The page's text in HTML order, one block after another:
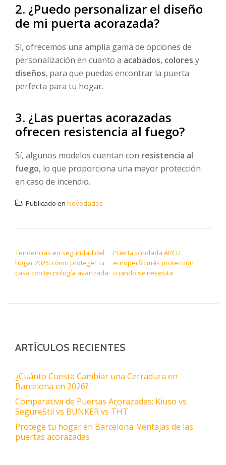
2. ¿Puedo personalizar el diseño
de mi puerta acorazada?
Sí, ofrecemos una amplia gama de opciones de
personalización en cuanto a acabados, colores y
diseños, para que puedas encontrar la puerta
perfecta para tu hogar.
3. ¿Las puertas acorazadas
ofrecen resistencia al fuego?
Sí, algunos modelos cuentan con resistencia al
fuego, lo que proporciona una mayor protección
en caso de incendio.
Publicado en Novedades
Tendencias en seguridad del
hogar 2025: cómo proteger tu
casa con tecnología avanzada
Puerta blindada ARCU
europerfil: más protección
cuando se necesita
ARTÍCULOS RECIENTES
¿Cuánto Cuesta Cambiar una Cerradura en
Barcelona en 2026?
Comparativa de Puertas Acorazadas: Kiuso vs
SegureStil vs BUNKER vs THT
Protege tu hogar en Barcelona: Ventajas de las
puertas acorazadas